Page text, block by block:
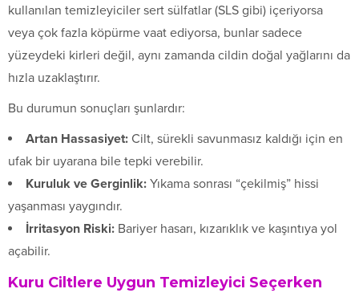
kullanılan temizleyiciler sert sülfatlar (SLS gibi) içeriyorsa
veya çok fazla köpürme vaat ediyorsa, bunlar sadece
yüzeydeki kirleri değil, aynı zamanda cildin doğal yağlarını da
hızla uzaklaştırır.
Bu durumun sonuçları şunlardır:
Artan Hassasiyet: Cilt, sürekli savunmasız kaldığı için en
ufak bir uyarana bile tepki verebilir.
Kuruluk ve Gerginlik: Yıkama sonrası “çekilmiş” hissi
yaşanması yaygındır.
İrritasyon Riski: Bariyer hasarı, kızarıklık ve kaşıntıya yol
açabilir.
Kuru Ciltlere Uygun Temizleyici Seçerken